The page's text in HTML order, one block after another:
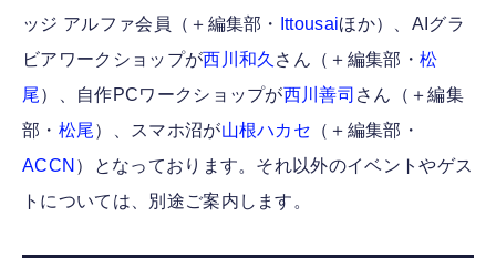
ッジ アルファ会員（＋編集部・
Ittousaiほか）、AIグラ
ビアワークショップが西川和久 さん（＋編集部・松
尾）、自作PCワークショップが西川善司 さん（＋編集
部・ 松尾）、スマホ沼が山根ハカセ （＋編集部・
ACCN ）となっております。それ以外のイベントやゲス
トについては、別途ご案内します。